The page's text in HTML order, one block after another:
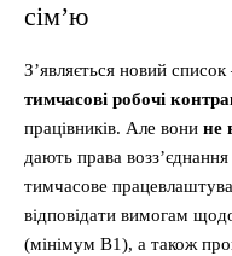
сім’ю
З’являється новий список
тимчасові робочі
працівників. Але вони не
дають права
тимчасове
відповідати вимогам
(мінімум B1), а також